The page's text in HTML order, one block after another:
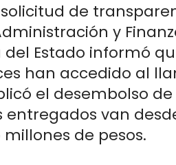
de
y
Estado informó
han accedido al
el desembolso
entregados van
de pesos.